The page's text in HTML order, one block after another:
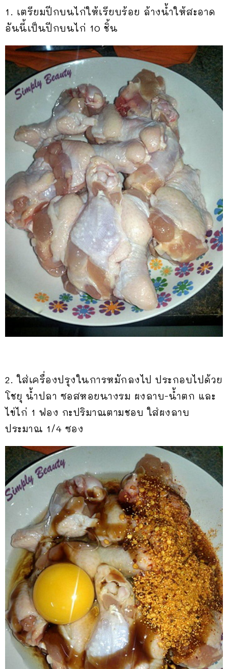
1. เตรียมปีกบนไก่ให้เรียบร้อย ล้างน้ำให้สะอาด
อันนี้เป็นปีกบนไก่ 10 ชิ้น
2. ใส่เครื่องปรุงในการหมักลงไป ประกอบไปด้วย
โชยุ น้ำปลา ซอสหอยนางรม ผงลาบ-น้ำตก และ
ไข่ไก่ 1 ฟอง กะปริมาณตามชอบ ใส่ผงลาบ
ประมาณ 1/4 ซอง